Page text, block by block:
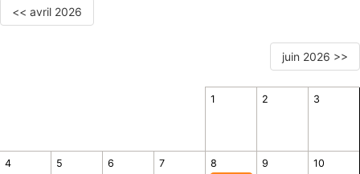
<< avril 2026
juin 2026 >>
1 2 3
4 5 6 7
8
9 10